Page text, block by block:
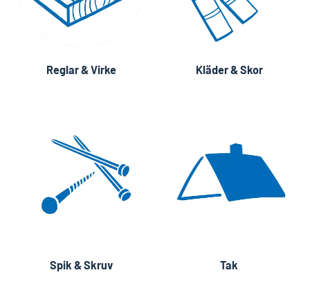
Reglar & Virke Kläder & Skor
Spik & Skruv Tak